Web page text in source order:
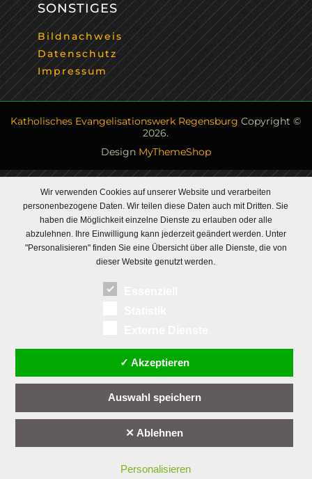
SONSTIGES
Bildnachweis
Datenschutz
Impressum
Katholisches Evangelisationswerk Regensburg Copyright ©
2026.
Design MyThemeShop
Wir verwenden Cookies auf unserer Website und verarbeiten
personenbezogene Daten. Wir teilen diese Daten auch mit Dritten. Sie
haben die Möglichkeit einzelne Dienste zu erlauben oder alle
abzulehnen. Ihre Einwilligung kann jederzeit geändert werden. Unter
"Personalisieren" finden Sie eine Übersicht über alle Dienste, die von
dieser Website genutzt werden.
✓ Akzeptieren
Auswahl speichern
✕ Ablehnen
Personalisieren